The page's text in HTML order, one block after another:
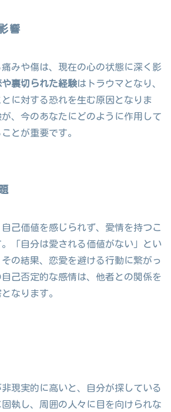
響
みや傷は、現在の心の状態に深く影
や裏切られた経験はトラウマとなり、
に対する恐れを生む原因となりま
、今のあなたにどのように作用して
とが重要です。
己価値を感じられず、愛情を持つこ
「自分は愛される価値がない」とい
の結果、恋愛を避ける行動に繋がっ
己否定的な感情は、他者との関係を
なります。
現実的に高いと、自分が探している
執し、周囲の人々に目を向けられな